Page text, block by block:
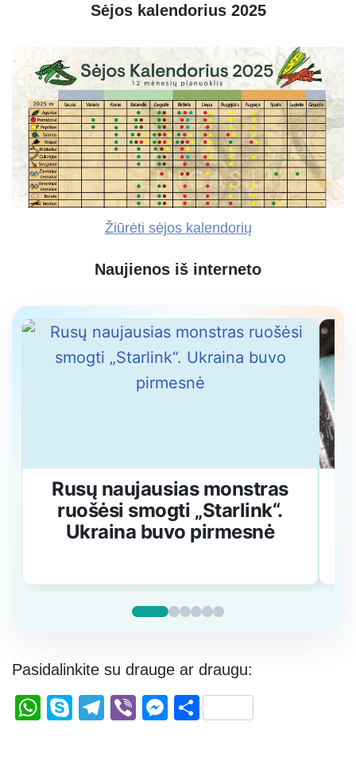
Sėjos kalendorius 2025
Žiūrėti sėjos kalendorių
Naujienos iš interneto
Rusų naujausias monstras
ruošėsi smogti „Starlink“.
Ukraina buvo pirmesnė
Pasidalinkite su drauge ar draugu:
W
S
T
Vi
M S